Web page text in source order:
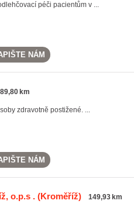
péči pacientům v ...
NÁM
km
zdravotně postižené. ...
NÁM
o.p.s .(Kroměříž) 149,93 km